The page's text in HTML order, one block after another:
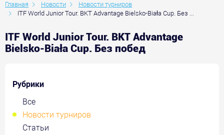
Главная Новости
Новости турниров
ITF World Junior Tour. BKT Advantage Bielsko-Biała Cup. Без ...
ITF World Junior Tour. BKT Advantage
Bielsko-Biała Cup. Без побед
Рубрики
Все
Новости турниров
Статьи